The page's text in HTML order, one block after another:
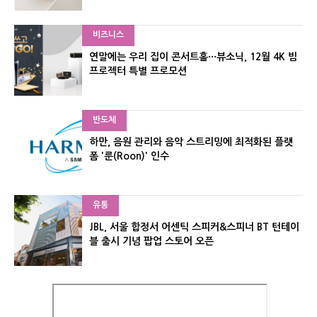
비즈니스
연말에는 우리 집이 콘서트홀···뷰소닉, 12월 4K 빔
프로젝터 특별 프로모션
반도체
하만, 음원 관리와 음악 스트리밍에 최적화된 플랫
폼 '룬(Roon)' 인수
유통
JBL, 서울 합정서 어센틱 스피커&스피너 BT 턴테이
블 출시 기념 팝업 스토어 오픈